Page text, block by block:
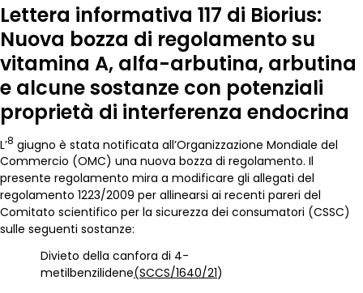
Lettera informativa 117 di Biorius:
Nuova bozza di regolamento su
vitamina A, alfa-arbutina, arbutina
e alcune sostanze con potenziali
proprietà di interferenza endocrina
L’8 giugno è stata notificata all’Organizzazione Mondiale del
Commercio (OMC) una nuova bozza di regolamento. Il
presente regolamento mira a modificare gli allegati del
regolamento 1223/2009 per allinearsi ai recenti pareri del
Comitato scientifico per la sicurezza dei consumatori (CSSC)
sulle seguenti sostanze:
Divieto della canfora di 4-
metilbenzilidene(SCCS/1640/21)